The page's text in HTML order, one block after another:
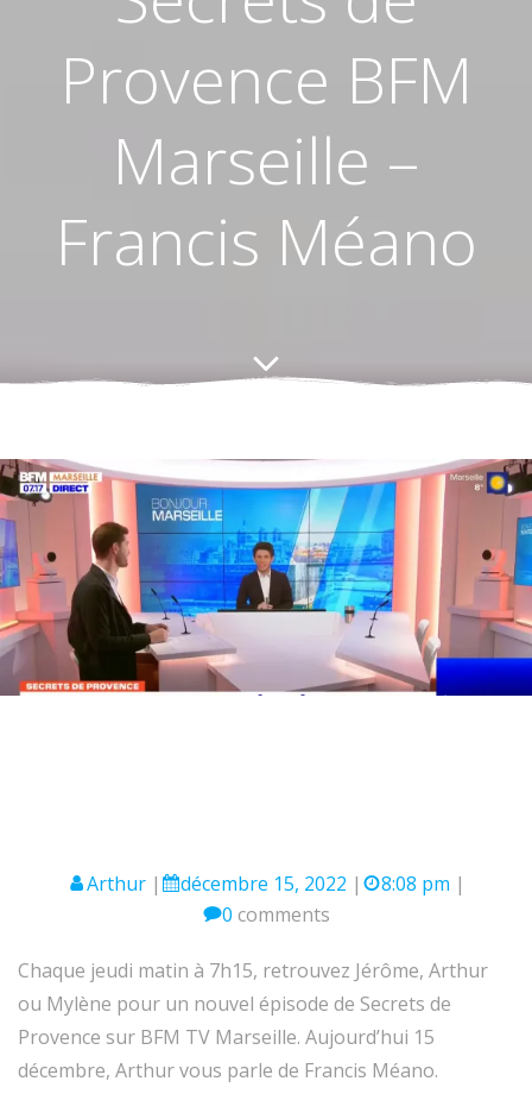
Provence BFM
Marseille –
Francis Méano
Arthur | décembre 15, 2022 | 8:08 pm |
0 comments
Chaque jeudi matin à 7h15, retrouvez Jérôme, Arthur
ou Mylène pour un nouvel épisode de Secrets de
Provence sur BFM TV Marseille. Aujourd’hui 15
décembre, Arthur vous parle de Francis Méano.